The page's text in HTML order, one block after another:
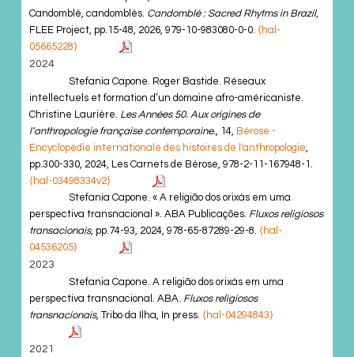
Candomblé, candomblés. Candomblé : Sacred Rhytms in Brazil,
FLEE Project, pp.15-48, 2026, 979-10-983080-0-0. ⟨hal-
05665228⟩
2024
Stefania Capone. Roger Bastide. Réseaux
intellectuels et formation d’un domaine afro-américaniste.
Christine Laurière. Les Années 50. Aux origines de
l’anthropologie française contemporaine. , 14, Bérose -
Encyclopédie internationale des histoires de l'anthropologie
pp.300-330, 2024, Les Carnets de Bérose, 978-2-11-167948-1.
⟨hal-03498334v2⟩
Stefania Capone. « A religião dos orixás em uma
perspectiva transnacional ». ABA Publicações. Fluxos religiosos
transacionais, pp.74-93, 2024, 978-65-87289-29-8. ⟨hal-
04536205⟩
2023
Stefania Capone. A religião dos orixás em uma
perspectiva transnacional. ABA. Fluxos religiosos
transnacionais, Tribo da Ilha, In press. ⟨hal-04294843⟩
2021